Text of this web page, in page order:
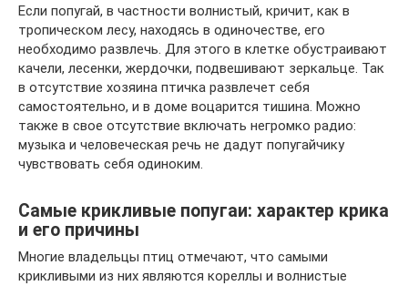
Если попугай, в частности волнистый, кричит, как в
тропическом лесу, находясь в одиночестве, его
необходимо развлечь. Для этого в клетке обустраивают
качели, лесенки, жердочки, подвешивают зеркальце. Так
в отсутствие хозяина птичка развлечет себя
самостоятельно, и в доме воцарится тишина. Можно
также в свое отсутствие включать негромко радио:
музыка и человеческая речь не дадут попугайчику
чувствовать себя одиноким.
Самые крикливые попугаи: характер крика
и его причины
Многие владельцы птиц отмечают, что самыми
крикливыми из них являются кореллы и волнистые